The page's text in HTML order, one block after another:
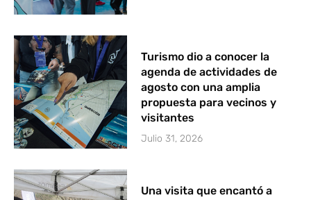
Turismo dio a conocer la
agenda de actividades de
agosto con una amplia
propuesta para vecinos y
visitantes
Julio 31, 2026
Una visita que encantó a